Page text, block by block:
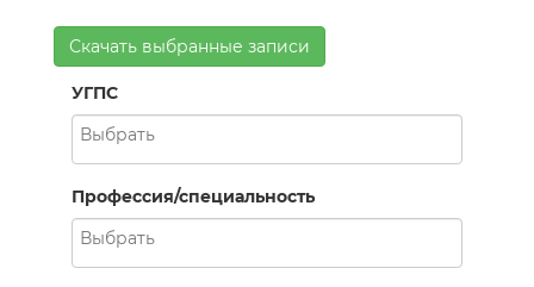
Скачать выбранные записи
УГПС
Профессия/специальность